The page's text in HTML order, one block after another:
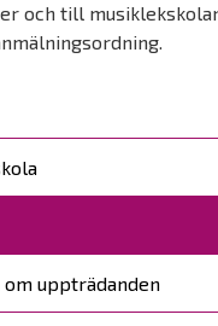
uppträdanden
och till